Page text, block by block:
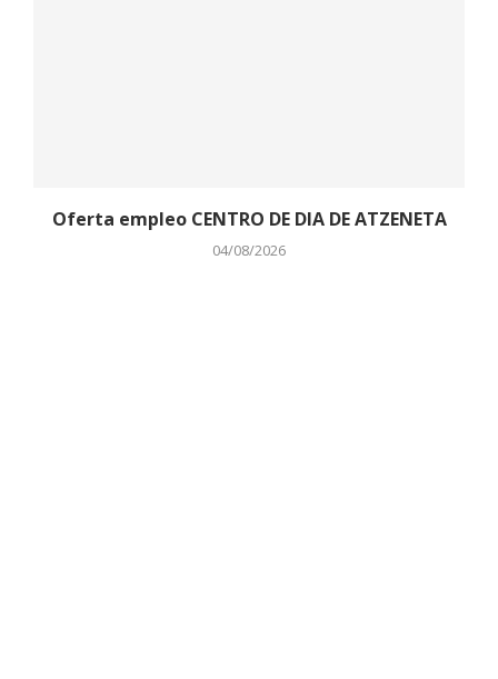
Oferta empleo CENTRO DE DIA DE ATZENETA
04/08/2026